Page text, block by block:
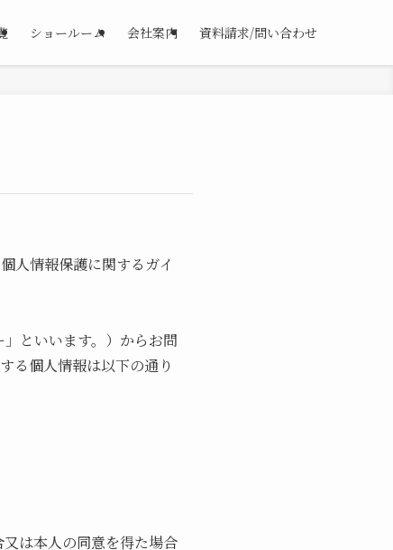
ショールーム 会社案内 資料請求/問い合わせ
人情報保護に関するガイ
といいます。）からお問
る個人情報は以下の通り
は本人の同意を得た場合